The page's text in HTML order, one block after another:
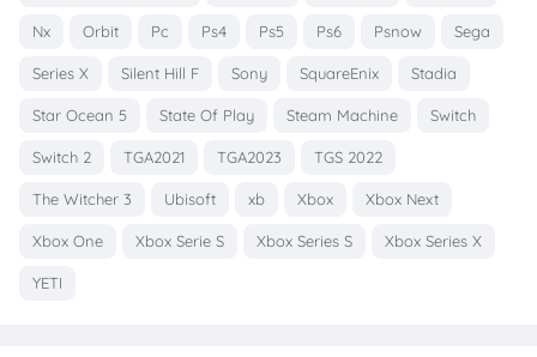
Nx Orbit Pc Ps4 Ps5 Ps6 Psnow Sega
Series X Silent Hill F Sony SquareEnix Stadia
Star Ocean 5 State Of Play Steam Machine Switch
Switch 2 TGA2021 TGA2023 TGS 2022
The Witcher 3 Ubisoft xb Xbox Xbox Next
Xbox One Xbox Serie S Xbox Series S Xbox Series X
YETI